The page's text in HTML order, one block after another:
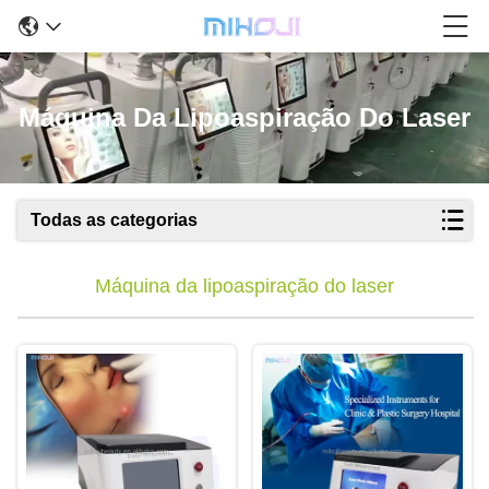
Máquina Da Lipoaspiração Do Laser
Todas as categorias
Máquina da lipoaspiração do laser